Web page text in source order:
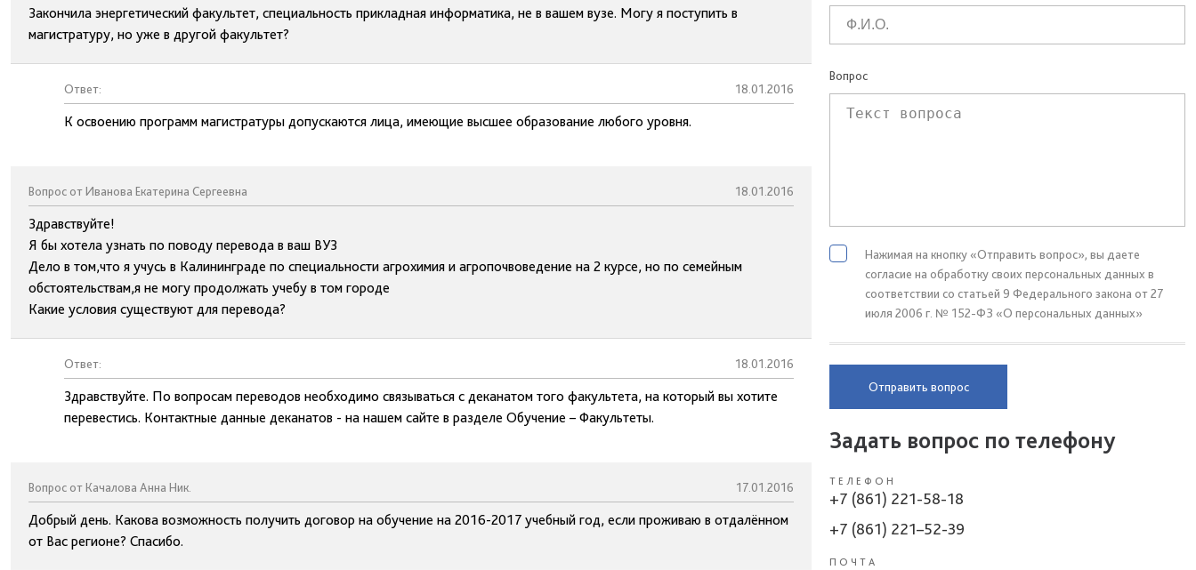
Закончила энергетический факультет, специальность прикладная информатика, не в вашем вузе. Могу я поступить в
магистратуру, но уже в другой факультет?
Ответ: 18.01.2016
К освоению программ магистратуры допускаются лица, имеющие высшее образование любого уровня.
Вопрос от Иванова Екатерина Сергеевна 18.01.2016
Здравствуйте!
Я бы хотела узнать по поводу перевода в ваш ВУЗ
Дело в том,что я учусь в Калининграде по специальности агрохимия и агропочвоведение на 2 курсе, но по семейным
обстоятельствам,я не могу продолжать учебу в том городе
Какие условия существуют для перевода?
Ответ: 18.01.2016
Здравствуйте. По вопросам переводов необходимо связываться с деканатом того факультета, на который вы хотите
перевестись. Контактные данные деканатов - на нашем сайте в разделе Обучение – Факультеты.
Вопрос от Качалова Анна Ник. 17.01.2016
Добрый день. Какова возможность получить договор на обучение на 2016-2017 учебный год, если проживаю в отдалённом
от Вас регионе? Спасибо.
Вопрос
Нажимая на кнопку «Отправить вопрос», вы даете
согласие на обработку своих персональных данных в
соответствии со статьей 9 Федерального закона от 27
июля 2006 г. № 152-ФЗ «О персональных данных»
Отправить вопрос
Задать вопрос по телефону
ТЕЛЕФОН
+7 (861) 221-58-18
+7 (861) 221–52-39
ПОЧТА